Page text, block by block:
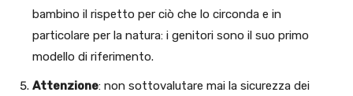
bambino il rispetto per ciò che lo circonda e in
particolare per la natura: i genitori sono il suo primo
modello di riferimento.
Attenzione: non sottovalutare mai la sicurezza dei